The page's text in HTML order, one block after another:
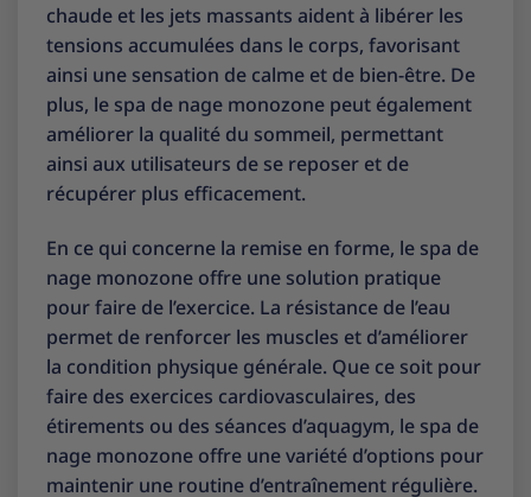
chaude et les jets massants aident à libérer les
tensions accumulées dans le corps, favorisant
ainsi une sensation de calme et de bien-être. De
plus, le spa de nage monozone peut également
améliorer la qualité du sommeil, permettant
ainsi aux utilisateurs de se reposer et de
récupérer plus efficacement.
En ce qui concerne la remise en forme, le spa de
nage monozone offre une solution pratique
pour faire de l’exercice. La résistance de l’eau
permet de renforcer les muscles et d’améliorer
la condition physique générale. Que ce soit pour
faire des exercices cardiovasculaires, des
étirements ou des séances d’aquagym, le spa de
nage monozone offre une variété d’options pour
maintenir une routine d’entraînement régulière.